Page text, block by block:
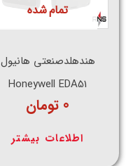
تمام شده
هندهلدصنعتی هانیول
Honeywell EDA51
0 تومان
اطلاعات بیشتر